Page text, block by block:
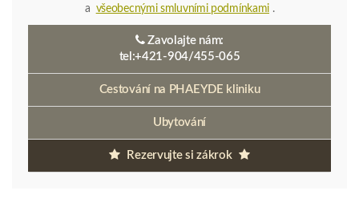
a všeobecnými smluvními podmínkami .
Zavolajte nám:
tel:+421-904/455-065
Cestování na PHAEYDE kliniku
Ubytování
Rezervujte si zákrok